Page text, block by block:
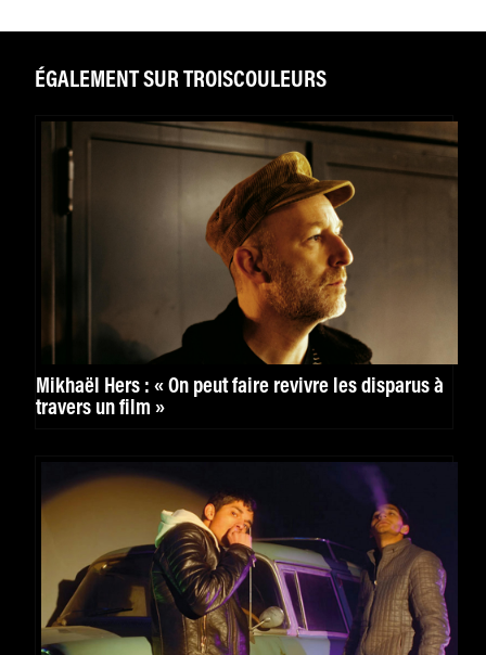
ÉGALEMENT SUR TROISCOULEURS
Mikhaël Hers : « On peut faire revivre les disparus à
travers un film »